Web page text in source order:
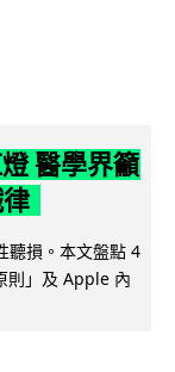
醫學界籲
聽損。本文盤點 4
則」及 Apple 內